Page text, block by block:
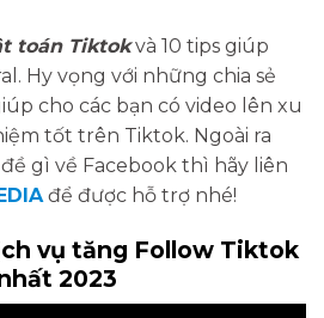
toán Tiktokvà 10 tips giúp
Hy vọng với những chia sẻ
cho các bạn có video lên xu
tốt trên Tiktok. Ngoài ra
gì về Facebook thì hãy liên
để được hỗ trợ nhé!
vụ tăng Follow Tiktok
2023